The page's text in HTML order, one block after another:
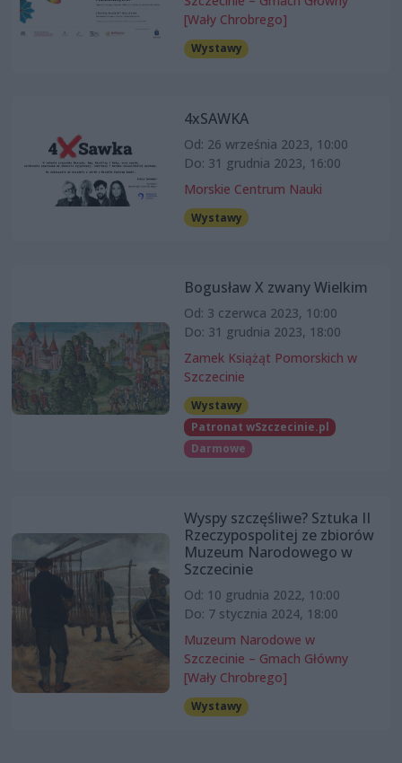
[Wały Chrobrego]
Wystawy
4xSAWKA
Od: 26 września 2023, 10:00
Do: 31 grudnia 2023, 16:00
Morskie Centrum Nauki
Wystawy
Bogusław X zwany Wielkim
Od: 3 czerwca 2023, 10:00
Do: 31 grudnia 2023, 18:00
Zamek Książąt Pomorskich w
Szczecinie
Wystawy
Patronat wSzczecinie.pl
Darmowe
Wyspy szczęśliwe? Sztuka II
Rzeczypospolitej ze zbiorów
Muzeum Narodowego w
Szczecinie
Od: 10 grudnia 2022, 10:00
Do: 7 stycznia 2024, 18:00
Muzeum Narodowe w
Szczecinie – Gmach Główny
[Wały Chrobrego]
Wystawy